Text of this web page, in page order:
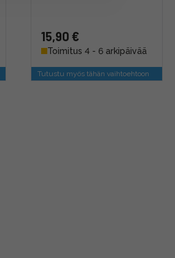
15,90 €
Toimitus 4 - 6 arkipäivää
Tutustu myös tähän vaihtoehtoon